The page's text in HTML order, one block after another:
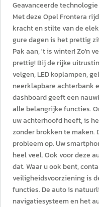
Geavanceerde
Met deze Opel Frontera
kracht en stilte van de
gure dagen is het prettig
Pak aan, 't is winter! Zo'n
prettig! Bij de rijke
velgen, LED koplampen,
neerklapbare achterbank
dashboard geeft een
alle belangrijke functies.
uw achterhoofd heeft, is
zonder brokken te
probleem op. Uw
heel veel. Ook voor deze
dat. Waar u ook bent,
veiligheidsvoorziening is
functies. De auto is
navigatiesysteem en het